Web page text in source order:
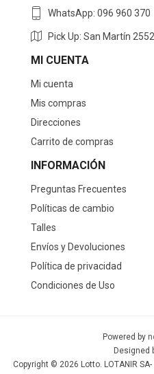
WhatsApp: 096 960 370
Pick Up: San Martín
MI CUENTA
Mi cuenta
Mis compras
Direcciones
Carrito de compras
INFORMACIÓN
Preguntas Frecuentes
Políticas de cambio
Talles
Envíos y Devoluciones
Política de privacidad
Condiciones de Uso
Powered by
Designed
Copyright © 2026 Lotto. LOTANIR